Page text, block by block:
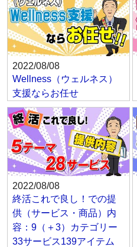
2022/08/08
Wellness（ウェルネス）
支援ならお任せ
2022/08/08
終活これで良し！での提
供（サービス・商品）内
容：9（＋3）カテゴリー
33サービス139アイテム